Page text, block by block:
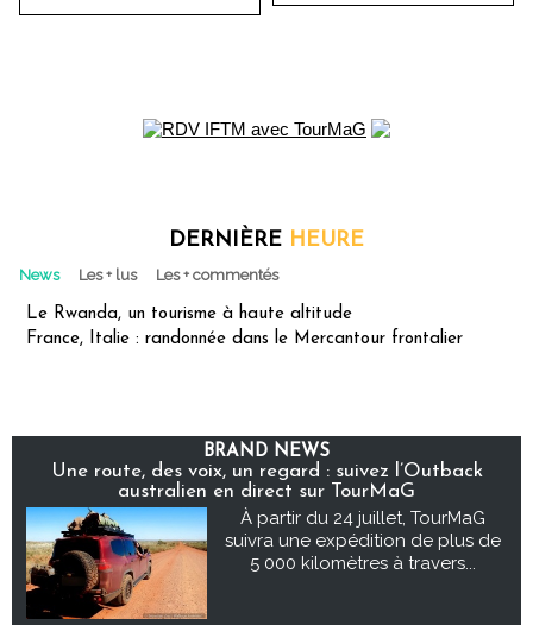
DERNIÈRE HEURE
News Les + lus Les + commentés
Le Rwanda, un tourisme à haute altitude
France, Italie : randonnée dans le Mercantour frontalier
BRAND NEWS
Une route, des voix, un regard : suivez l’Outback
australien en direct sur TourMaG
À partir du 24 juillet, TourMaG
suivra une expédition de plus de
5 000 kilomètres à travers...